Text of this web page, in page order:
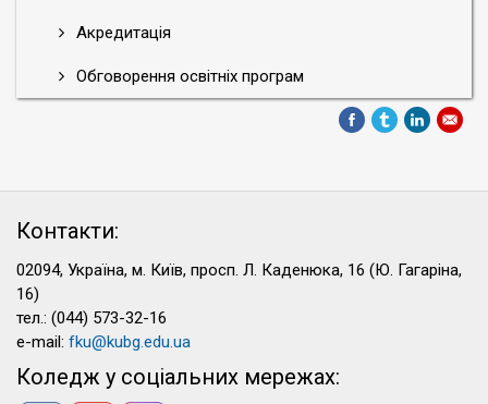
Акредитація
Обговорення освітніх програм
Контакти:
02094, Україна, м. Київ, просп. Л. Каденюка, 16 (Ю. Гагаріна,
16)
тел.: (044) 573-32-16
e-mail: fku@kubg.edu.ua
Коледж у соціальних мережах: